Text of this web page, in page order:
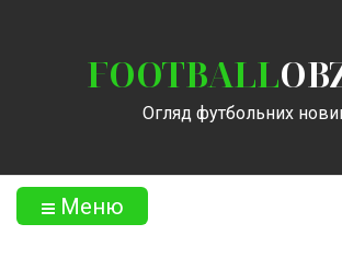
FOOTBALL
Огляд футбольних
Меню